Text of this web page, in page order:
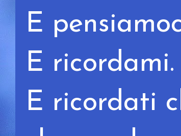
E
E ricordami.
E ricordati